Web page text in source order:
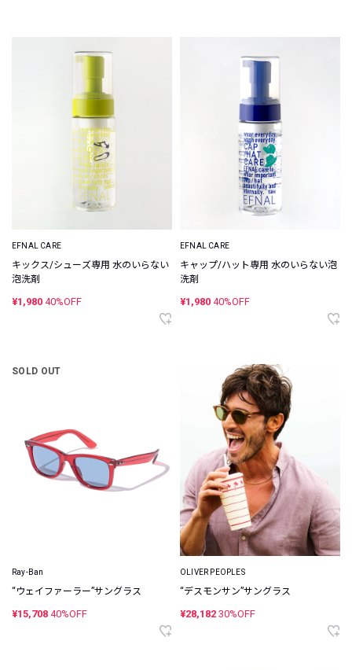
EFNAL CARE
キックス/シューズ専用 水のいらない
泡洗剤
¥1,980 40%OFF
EFNAL CARE
キャップ/ハット専用 水のいらない泡
洗剤
¥1,980 40%OFF
SOLD OUT
Ray-Ban
“ウェイファーラー”サングラス
¥15,708 40%OFF
OLIVER PEOPLES
“デスモンサン”サングラス
¥28,182 30%OFF